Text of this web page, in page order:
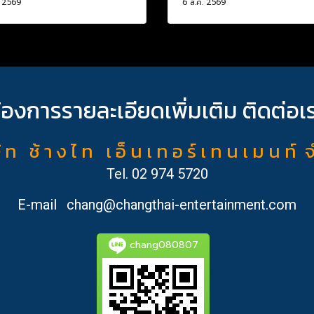
6 ส.ค. 2569
งการรายละเอียดเพิ่มเติม ติดต่อเ
ท ช้ า ง ไ ท เ อ็ น เ ท อ ร์ เ ท น เ ม น ท์
Tel. 02 974 5720
E-mail
chang@changthai-entertainment.com
chang080807